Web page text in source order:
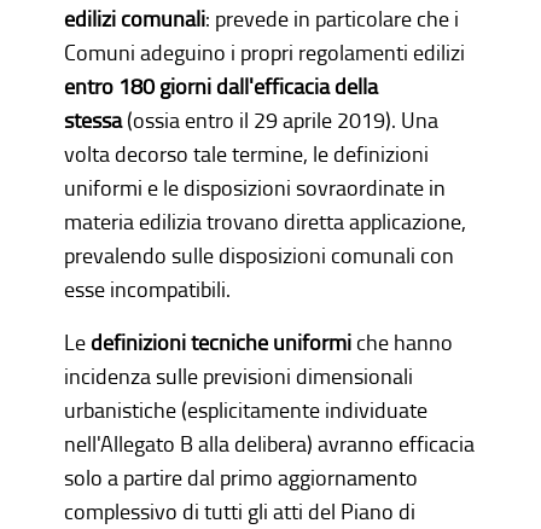
edilizi comunali: prevede in particolare che i
Comuni adeguino i propri regolamenti edilizi
entro 180 giorni dall'efficacia della
stessa(ossia entro il 29 aprile 2019). Una
volta decorso tale termine, le definizioni
uniformi e le disposizioni sovraordinate in
materia edilizia trovano diretta applicazione,
prevalendo sulle disposizioni comunali con
esse incompatibili.
Ledefinizioni tecniche uniformiche hanno
incidenza sulle previsioni dimensionali
urbanistiche (esplicitamente individuate
nell'Allegato B alla delibera) avranno efficacia
solo a partire dal primo aggiornamento
complessivo di tutti gli atti del Piano di